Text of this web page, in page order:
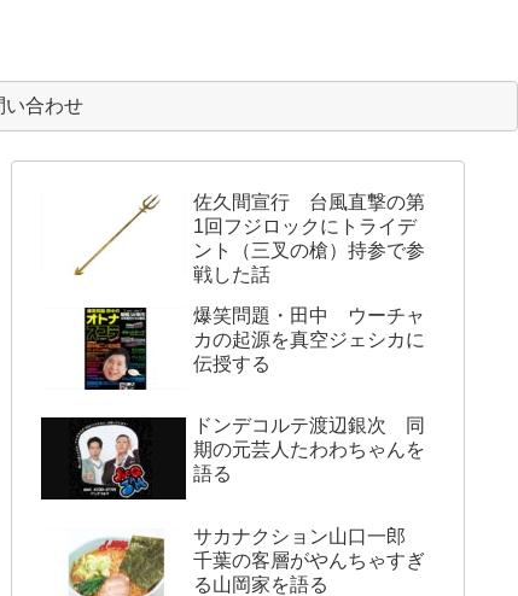
い合わせ
佐久間宣行 台風直撃の第
1回フジロックにトライデ
ント（三叉の槍）持参で参
戦した話
爆笑問題・田中 ウーチャ
カの起源を真空ジェシカに
伝授する
ドンデコルテ渡辺銀次 同
期の元芸人たわわちゃんを
語る
サカナクション山口一郎
千葉の客層がやんちゃすぎ
る山岡家を語る